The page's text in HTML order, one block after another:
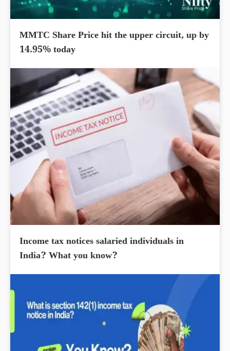
MMTC Share Price hit the upper circuit, up by
14.95% today
Income tax notices salaried individuals in
India? What you know?